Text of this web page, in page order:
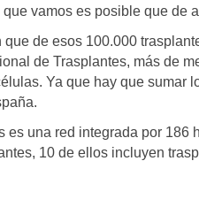
vamos es posible que de
de esos 100.000
de Trasplantes, más de
Ya que hay que sumar
es una red integrada por
10 de ellos incluyen